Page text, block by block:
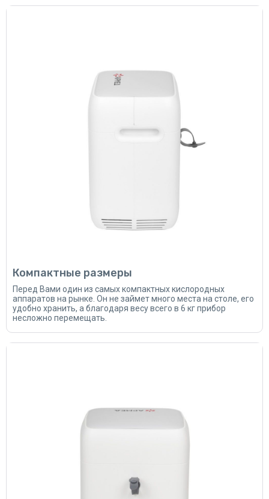
Компактные размеры
Перед Вами один из самых компактных кислородных
аппаратов на рынке. Он не займет много места на столе, его
удобно хранить, а благодаря весу всего в 6 кг прибор
несложно перемещать.